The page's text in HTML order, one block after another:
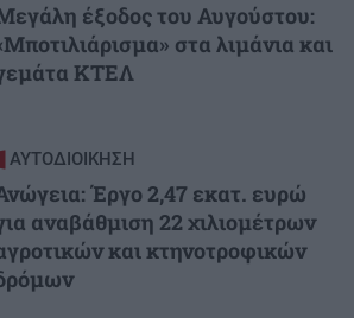
έξοδος του Αυγούστου:
στα λιμάνια και
ΚΤΕΛ
ΑΥΤΟΔΙΟΙΚΗΣΗ
Έργο 2,47 εκατ. ευρώ
αναβάθμιση 22 χιλιομέτρων
και κτηνοτροφικών